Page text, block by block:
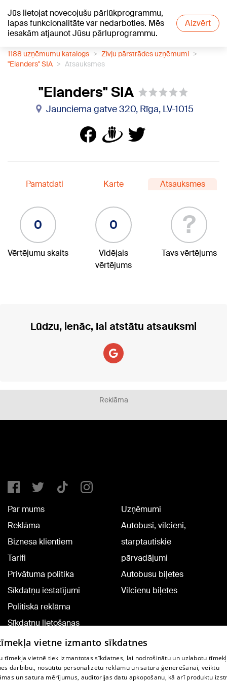
Jūs lietojat novecojušu pārlūkprogrammu,
lapas funkcionalitāte var nedarboties. Mēs
iesakām atjaunot Jūsu pārluprogrammu.
Aizvērt
+18°C
1188 uzņēmumu katalogs
Zivju pārstrādes uzņēmumi
"Elanders" SIA
Atsauksmes
"Elanders" SIA
Jaunciema gatve 320, Rīga, LV-1015
Pamatdati Karte Atsauksmes
0
Vērtējumu skaits
0
Vidējais
vērtējums
?
Tavs vērtējums
Lūdzu, ienāc, lai atstātu atsauksmi
Reklāma
Par mums
Reklāma
Biznesa klientiem
Tarifi
Privātuma politika
Sīkdatņu iestatījumi
Politiskā reklāma
Sīkdatņu lietošanas
noteikumi
Komentāru pievienošana
Uzņēmumi
Autobusi, vilcieni,
starptautiskie
pārvadājumi
Autobusu biļetes
Vilcienu biļetes
TV programma
vietne izmanto sīkdatnes
tīmekļa vietnē tiek izmantotas sīkdatnes, lai nodrošinātu un uzlabotu
darbību., nosūtītu personalizētu reklāmu un satura ģenerēšanai, veiktu
un satura mērījumus, auditorijas datu apkopošanu, kā arī produktu